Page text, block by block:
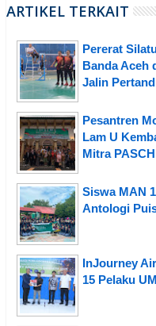
ARTIKEL TERKAIT
Pererat
Banda Aceh
Jalin
Pesantren
Lam U
Mitra
Siswa MAN
Antologi
InJourney
15 Pelaku